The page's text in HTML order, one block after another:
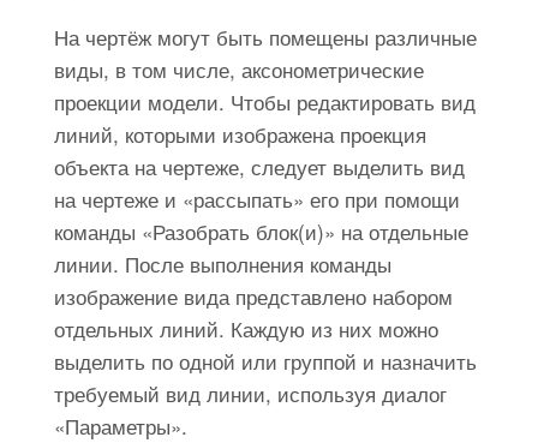
На чертёж могут быть помещены различные
виды, в том числе, аксонометрические
проекции модели. Чтобы редактировать вид
линий, которыми изображена проекция
объекта на чертеже, следует выделить вид
на чертеже и «рассыпать» его при помощи
команды «Разобрать блок(и)» на отдельные
линии. После выполнения команды
изображение вида представлено набором
отдельных линий. Каждую из них можно
выделить по одной или группой и назначить
требуемый вид линии, используя диалог
«Параметры».